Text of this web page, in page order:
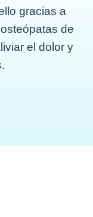
gracias a
de
el dolor y